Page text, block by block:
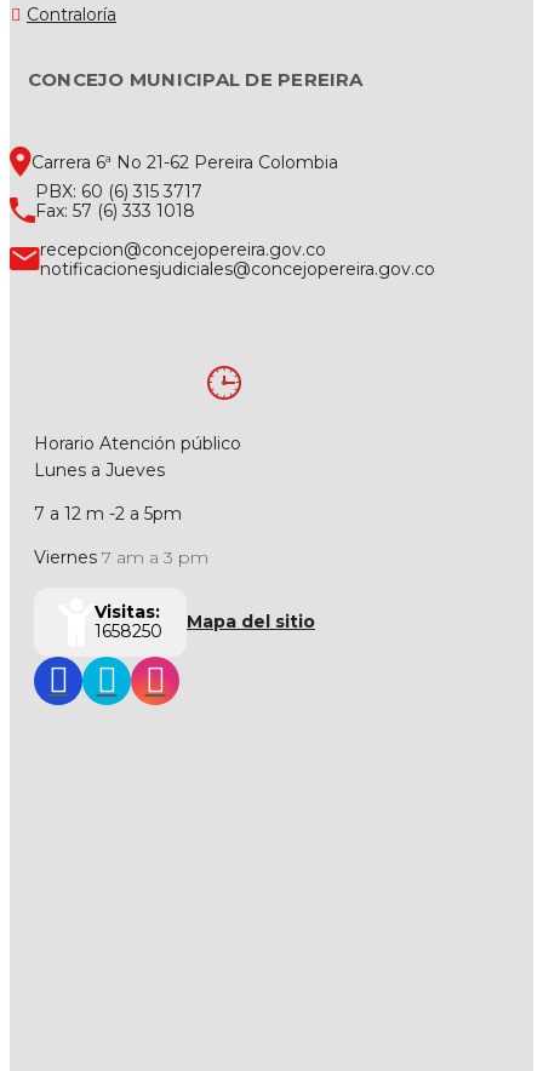
Contraloría
CONCEJO MUNICIPAL DE PEREIRA
Carrera 6ª No 21-62 Pereira Colombia
PBX: 60 (6) 315 3717
Fax: 57 (6) 333 1018
recepcion@concejopereira.gov.co
notificacionesjudiciales@concejopereira.gov.co
Horario Atención público
Lunes a Jueves
7 a 12 m -2 a 5pm
Viernes 7 am a 3 pm
Visitas:
1658250
Mapa del sitio